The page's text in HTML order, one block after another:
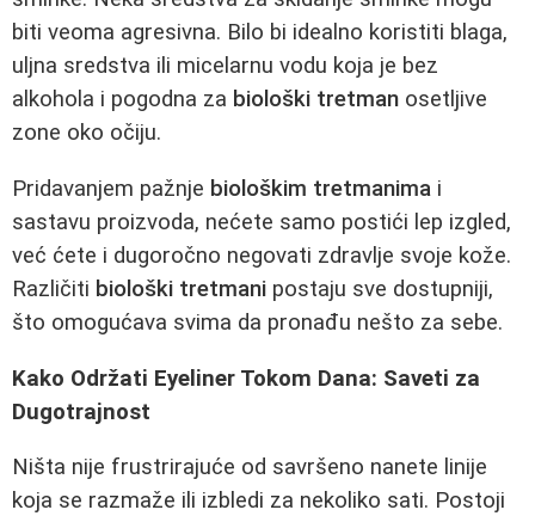
biti veoma agresivna. Bilo bi idealno koristiti blaga,
uljna sredstva ili micelarnu vodu koja je bez
alkohola i pogodna za biološki tretman osetljive
zone oko očiju.
Pridavanjem pažnje biološkim tretmanima i
sastavu proizvoda, nećete samo postići lep izgled,
već ćete i dugoročno negovati zdravlje svoje kože.
Različiti biološki tretmani postaju sve dostupniji,
što omogućava svima da pronađu nešto za sebe.
Kako Održati Eyeliner Tokom Dana: Saveti za
Dugotrajnost
Ništa nije frustrirajuće od savršeno nanete linije
koja se razmaže ili izbledi za nekoliko sati. Postoji